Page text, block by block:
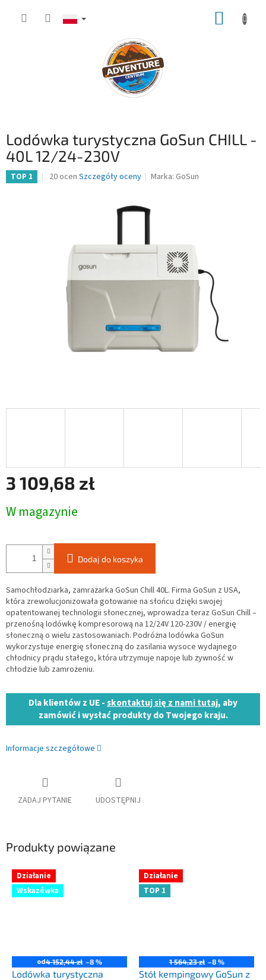
Lodówka turystyczna GoSun CHILL -
40L 12/24-230V
TOP 1
Średnia
gwiazdek.
20 ocen Szczegóły oceny Marka: GoSun
3 109,68 zł
jednostkowa:
W magazynie
Dodaj do koszyka
Samochłodziarka, zamrażarka GoSun Chill 40L. Firma GoSun z USA,
która zrewolucjonizowała gotowanie na słońcu dzięki swojej
opatentowanej technologii słonecznej, wprowadza teraz GoSun Chill –
przenośną lodówkę kompresorową na 12/24V 120-230V / energię
słoneczną o wielu zastosowaniach. Podróżna lodówka GoSun
wykorzystuje energię słoneczną do zasilania wysoce wydajnego
chłodnicy prądu stałego, która utrzymuje napoje lub żywność w
chłodzie lub zamrożeniu.
Dla klientów z UE -skontaktuj się z nami tutaj, aby
zamówić i wysłać produkty do Twojego kraju.
Informacje szczegółowe
ZADAJ PYTANIE UDOSTĘPNIJ
Produkty powiązane
Działanie
Wskazówka
od4 152,44 zł –8 %
Lodówka turystyczna
Działanie
TOP 1
1 564,23 zł –8 %
Stół kempingowy GoSun z